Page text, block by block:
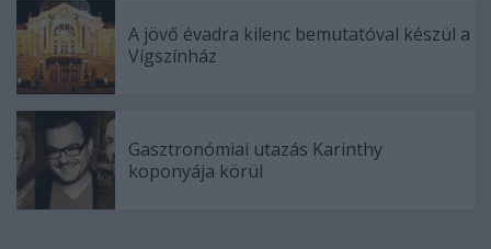
A jövő évadra kilenc bemutatóval készül a
Vígszínház
Gasztronómiai utazás Karinthy
koponyája körül